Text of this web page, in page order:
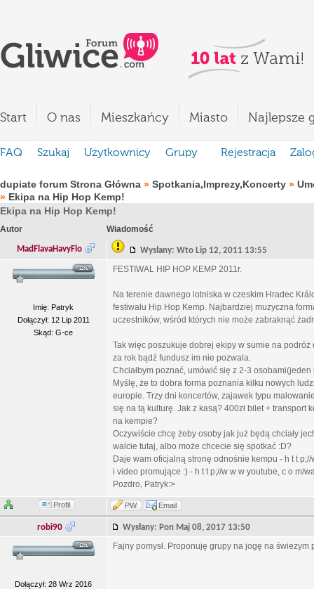
Start O nas Mieszkańcy Miasto Najlepsze
FAQ Szukaj Użytkownicy Grupy Rejestracja
dupiate forum Strona Główna » Spotkania,Imprezy,Koncerty »
» Ekipa na Hip Hop Kemp!
Ekipa na Hip Hop Kemp!
Autor Wiadomość
MadFlavaHavyFlo Wysłany: Wto Lip 12, 2011 13:55
Imię: Patryk
Dołączył: 12 Lip 2011
Skąd: G-ce
FESTIWAL HIP HOP KEMP 2011r.
Na terenie dawnego lotniska w czeskim Hradec
festiwalu Hip Hop Kemp. Najbardziej muzyczna
uczestników, wśród których nie może zabraknąć
Tak więc poszukuje dobrej ekipy w sumie na
za rok bądź fundusz im nie pozwala.
Chciałbym poznać, umówić się z 2-3
Myślę, że to dobra forma poznania kilku nowych
europie. Trzy dni koncertów, zajawek typu
się na tą kulturę. Jak z kasą? 400zł bilet + transport
na kempie?
Oczywiście chcę żeby osoby jak już będą chciały
walcie tutaj, albo może chcecie się spotkać :D?
Daje wam oficjalną stronę odnośnie kempu - h t t
i video promujące :) - h t t p;//w w w youtube, c o m/
Pozdro, Patryk:>
Profil PW Email
robi90 Wysłany: Pon Maj 08, 2017 13:50
Dołączył: 28 Wrz 2016
Fajny pomysł. Proponuję grupy na jogę na świezym